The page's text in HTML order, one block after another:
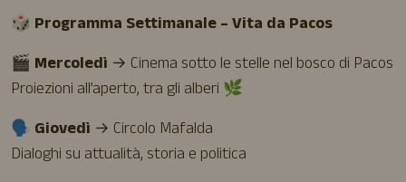
🎲 Programma Settimanale – Vita da Pacos
🎬 Mercoledì → Cinema sotto le stelle nel bosco di Pacos
Proiezioni all’aperto, tra gli alberi 🌿
🗣 Giovedì → Circolo Mafalda
Dialoghi su attualità, storia e politica